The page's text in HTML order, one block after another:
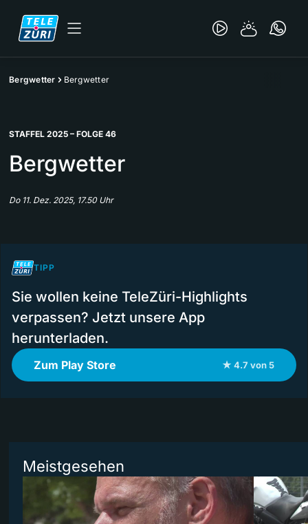
Bergwetter Bergwetter
STAFFEL 2025 – FOLGE 46
Bergwetter
Do 11. Dez. 2025, 17.50 Uhr
TIPP
Sie wollen keine TeleZüri-Highlights
verpassen? Jetzt unsere App
herunterladen.
Zum Play Store ★ 4.7 von 5
Meistgesehen